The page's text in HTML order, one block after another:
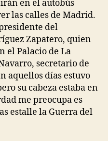
en el autobús
las calles de Madrid.
del
Zapatero, quien
el Palacio de La
secretario de
aquellos días estuvo
su cabeza estaba en
me preocupa es
estalle la Guerra del